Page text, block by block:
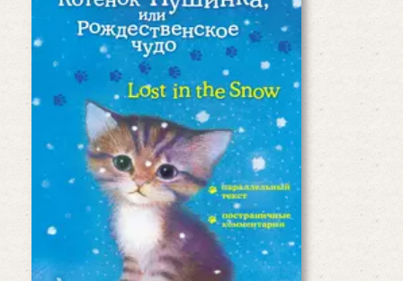
Пушинка была робкой и
осторожной, поэтому на ферме не
удивлялись, что у других котят
давно появились новые хозяева, а
её так никто не захотел взять.…